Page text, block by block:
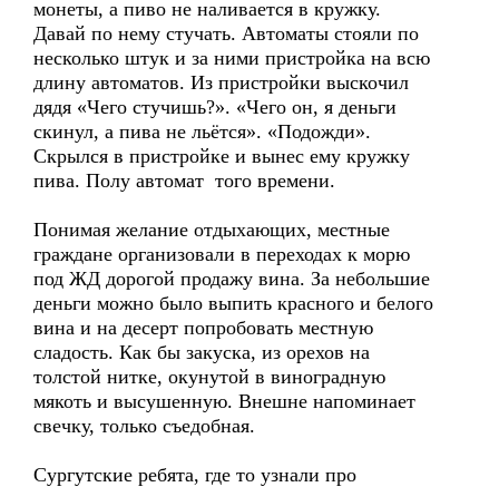
монеты, а пиво не наливается в кружку.
Давай по нему стучать. Автоматы стояли по
несколько штук и за ними пристройка на всю
длину автоматов. Из пристройки выскочил
дядя «Чего стучишь?». «Чего он, я деньги
скинул, а пива не льётся». «Подожди».
Скрылся в пристройке и вынес ему кружку
пива. Полу автомат того времени.
Понимая желание отдыхающих, местные
граждане организовали в переходах к морю
под ЖД дорогой продажу вина. За небольшие
деньги можно было выпить красного и белого
вина и на десерт попробовать местную
сладость. Как бы закуска, из орехов на
толстой нитке, окунутой в виноградную
мякоть и высушенную. Внешне напоминает
свечку, только съедобная.
Сургутские ребята, где то узнали про